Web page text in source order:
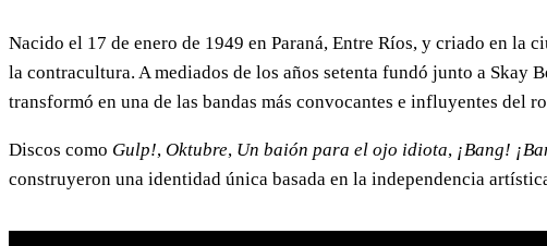
Nacido el 17 de enero de 1949 en Paraná, Entre Ríos, y criado en
la contracultura. A mediados de los años setenta fundó junto a Skay
transformó en una de las bandas más convocantes e influyentes del
Discos como Gulp!, Oktubre, Un baión para el ojo idiota, ¡Bang!
construyeron una identidad única basada en la independencia